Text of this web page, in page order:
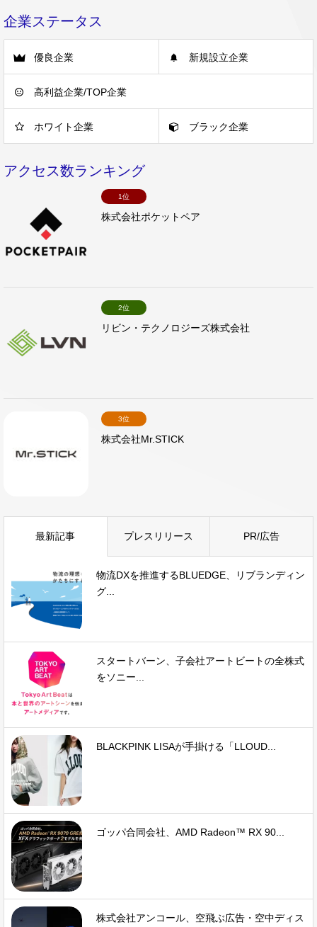
企業ステータス
優良企業 新規設立企業
高利益企業/TOP企業
ホワイト企業 ブラック企業
アクセス数ランキング
1位
株式会社ポケットペア
2位
リビン・テクノロジーズ株式会社
3位
株式会社Mr.STICK
最新記事 プレスリリース PR/広告
物流DXを推進するBLUEDGE、リブランディン
グ...
スタートバーン、子会社アートビートの全株式
をソニー...
BLACKPINK LISAが手掛ける「LLOUD...
ゴッパ合同会社、AMD Radeon™ RX 90...
株式会社アンコール、空飛ぶ広告・空中ディス